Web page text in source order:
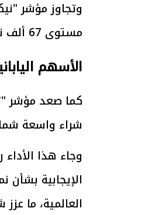
مستوى 67 ألف نقطة، مرتفعًا بنسبة 2.2% ليصل إلى 68,203.79 نقطة.
الأسهم
شراء واسعة
وجاء هذا
الإيجابية
العالمية، ما
الرئيس السيسي: تداعيات
الاقتصاد العالمي وأسعار
استمرار الأزمة في الشرق